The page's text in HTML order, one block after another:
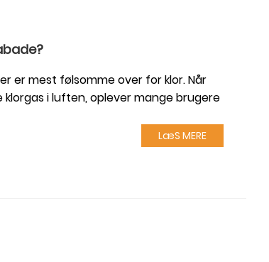
er mest følsomme over for klor. Når
i luften, oplever mange brugere
LæS MERE